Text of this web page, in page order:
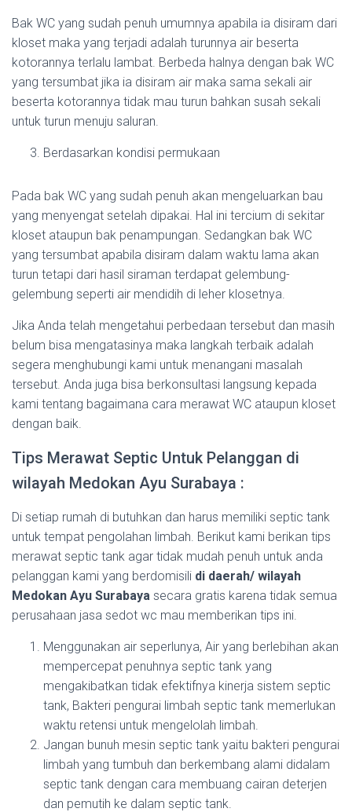
Bak WC yang sudah penuh umumnya apabila ia disiram dari
kloset maka yang terjadi adalah turunnya air beserta
kotorannya terlalu lambat. Berbeda halnya dengan bak WC
yang tersumbat jika ia disiram air maka sama sekali air
beserta kotorannya tidak mau turun bahkan susah sekali
untuk turun menuju saluran.
Berdasarkan kondisi permukaan
Pada bak WC yang sudah penuh akan mengeluarkan bau
yang menyengat setelah dipakai. Hal ini tercium di sekitar
kloset ataupun bak penampungan. Sedangkan bak WC
yang tersumbat apabila disiram dalam waktu lama akan
turun tetapi dari hasil siraman terdapat gelembung-
gelembung seperti air mendidih di leher klosetnya.
Jika Anda telah mengetahui perbedaan tersebut dan masih
belum bisa mengatasinya maka langkah terbaik adalah
segera menghubungi kami untuk menangani masalah
tersebut. Anda juga bisa berkonsultasi langsung kepada
kami tentang bagaimana cara merawat WC ataupun kloset
dengan baik.
Tips Merawat Septic Untuk Pelanggan di
wilayah Medokan Ayu Surabaya :
Di setiap rumah di butuhkan dan harus memiliki septic tank
untuk tempat pengolahan limbah. Berikut kami berikan tips
merawat septic tank agar tidak mudah penuh untuk anda
pelanggan kami yang berdomisili di daerah/ wilayah
Medokan Ayu Surabaya secara gratis karena tidak semua
perusahaan jasa sedot wc mau memberikan tips ini.
Menggunakan air seperlunya, Air yang berlebihan akan
mempercepat penuhnya septic tank yang
mengakibatkan tidak efektifnya kinerja sistem septic
tank, Bakteri pengurai limbah septic tank memerlukan
waktu retensi untuk mengelolah limbah.
Jangan bunuh mesin septic tank yaitu bakteri pengurai
limbah yang tumbuh dan berkembang alami didalam
septic tank dengan cara membuang cairan deterjen
dan pemutih ke dalam septic tank.